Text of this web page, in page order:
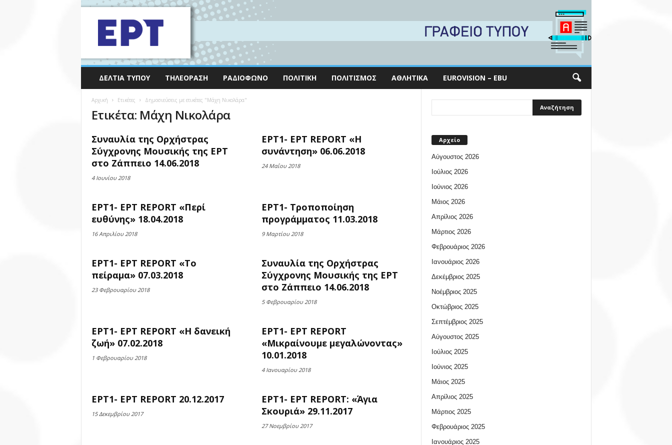
ΔΕΛΤΊΑ ΤΎΠΟΥ ΤΗΛΕΌΡΑΣΗ ΡΑΔΙΌΦΩΝΟ ΠΟΛΙΤΙΚΉ ΠΟΛΙΤΙΣΜΌΣ ΑΘΛΗΤΙΚΆ EUROVISION – EBU
Αρχική Ετικέτες Δημοσιεύσεις με ετικέτες "Μάχη Νικολάρα"
Ετικέτα: Μάχη Νικολάρα
Συναυλία της Ορχήστρας
Σύγχρονης Μουσικής της ΕΡΤ
στο Ζάππειο 14.06.2018
4 Ιουνίου 2018
ΕΡΤ1- ΕΡΤ REPORT «Η
συνάντηση» 06.06.2018
24 Μαΐου 2018
ΕΡΤ1- ΕΡΤ REPORT «Περί
ευθύνης» 18.04.2018
16 Απριλίου 2018
ΕΡΤ1- Τροποποίηση
προγράμματος 11.03.2018
9 Μαρτίου 2018
ΕΡΤ1- ΕΡΤ REPORT «Το
πείραμα» 07.03.2018
23 Φεβρουαρίου 2018
Συναυλία της Ορχήστρας
Σύγχρονης Μουσικής της ΕΡΤ
στο Ζάππειο 14.06.2018
5 Φεβρουαρίου 2018
ΕΡΤ1- ΕΡΤ REPORT «Η δανεική
ζωή» 07.02.2018
1 Φεβρουαρίου 2018
ΕΡΤ1- ΕΡΤ REPORT
«Μικραίνουμε μεγαλώνοντας»
10.01.2018
4 Ιανουαρίου 2018
ΕΡΤ1- ΕΡΤ REPORT 20.12.2017
15 Δεκεμβρίου 2017
ΕΡΤ1- ΕΡΤ REPORT: «Άγια
Σκουριά» 29.11.2017
27 Νοεμβρίου 2017
Αρχείο
Αύγουστος 2026
Ιούλιος 2026
Ιούνιος 2026
Μάιος 2026
Απρίλιος 2026
Μάρτιος 2026
Φεβρουάριος 2026
Ιανουάριος 2026
Δεκέμβριος 2025
Νοέμβριος 2025
Οκτώβριος 2025
Σεπτέμβριος 2025
Αύγουστος 2025
Ιούλιος 2025
Ιούνιος 2025
Μάιος 2025
Απρίλιος 2025
Μάρτιος 2025
Φεβρουάριος 2025
Ιανουάριος 2025